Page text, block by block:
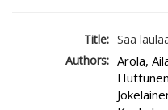
Title: Saa
Authors: Arola,